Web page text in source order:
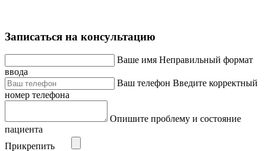
Записаться на консультацию
Ваше имя Неправильный формат
ввода
Ваш телефон Введите корректный
номер телефона
Опишите проблему и состояние
пациента
Прикрепить